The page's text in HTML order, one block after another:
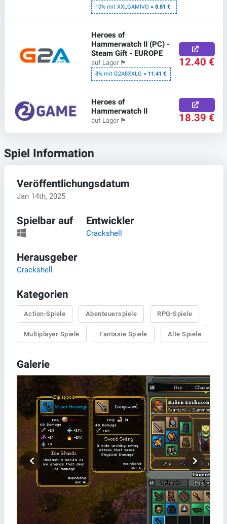
-10% mit XXLGAMIVO =8.81 €
Heroes of
Hammerwatch II (PC) -
Steam Gift - EUROPE
auf Lager 🏴
-8% mit G2A8XXLG =11.41 €
12.40 €
Heroes of
Hammerwatch II
auf Lager 🏴 18.39 €
Spiel Information
Veröffentlichungsdatum
Jan 14th, 2025
Spielbar auf Entwickler
Crackshell
Herausgeber
Crackshell
Kategorien
Action-Spiele Abenteuerspiele RPG-Spiele
Multiplayer Spiele Fantasie Spiele Alte Spiele
Galerie